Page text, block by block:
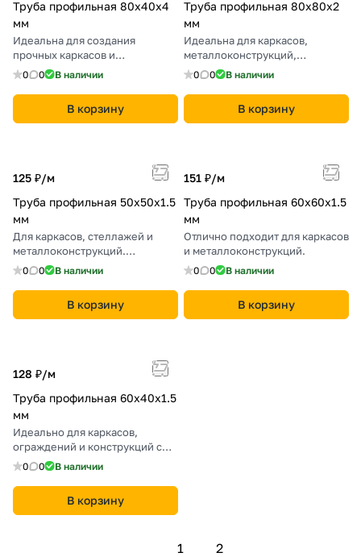
Труба профильная 80х40х4
мм
Идеальна для создания
прочных каркасов и
металлических конструкций.
0 0 В наличии
В корзину
Труба профильная 80х80х2
мм
Идеальна для каркасов,
металлоконструкций,
мебельных изделий.
0 0 В наличии
В корзину
125 ₽/м
Труба профильная 50х50х1.5
мм
Для каркасов, стеллажей и
металлоконструкций.
Надежность и прочность.
0 0 В наличии
В корзину
151 ₽/м
Труба профильная 60х60х1.5
мм
Отлично подходит для каркасов
и металлоконструкций.
0 0 В наличии
В корзину
128 ₽/м
Труба профильная 60х40х1.5
мм
Идеально для каркасов,
ограждений и конструкций с
небольшой нагрузкой.
0 0 В наличии
В корзину
1 2